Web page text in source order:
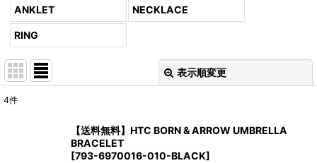
ANKLET NECKLACE
RING
表示順変更
4件
【送料無料】HTC BORN & ARROW UMBRELLA
BRACELET
[793-6970016-010-BLACK]